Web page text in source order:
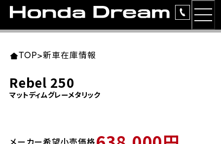
ラインアップ
TOP>新車在庫情報
Rebel 250
マットディムグレーメタリック
メーカー希望小売価格
東北エリア 店舗一覧
岩手県
関東エリア 店舗一覧
東京都
中部エリア 店舗一覧
愛知県
近畿エリア 店舗一覧
大阪府
中国・四国エリア 店舗一覧
岡山県
九州エリア 店舗一覧
福岡県